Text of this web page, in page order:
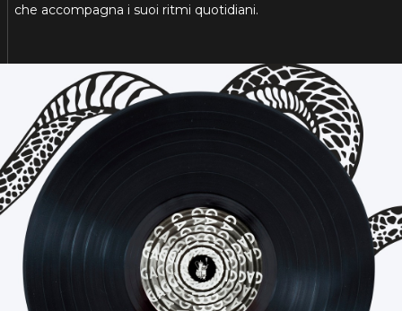
che accompagna i suoi ritmi quotidiani.